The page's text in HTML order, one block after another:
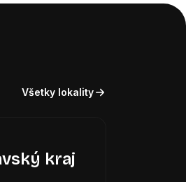
Všetky lokality
kraj